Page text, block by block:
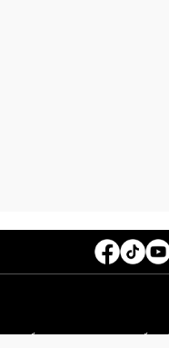
số: 202/GXN-PTTH&TTĐT cấp